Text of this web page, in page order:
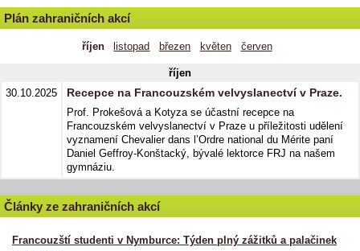
Plán zahraničních akcí
říjen listopad březen květen červen
říjen
30.10.2025
Recepce na Francouzském velvyslanectví v Praze.
Prof. Prokešová a Kotyza se účastní recepce na
Francouzském velvyslanectví v Praze u příležitosti udělení
vyznamení Chevalier dans l’Ordre national du Mérite paní
Daniel Geffroy-Konštacký, bývalé lektorce FRJ na našem
gymnáziu.
Články ze zahraničních akcí
Francouzští studenti v Nymburce: Týden plný zážitků a palačinek